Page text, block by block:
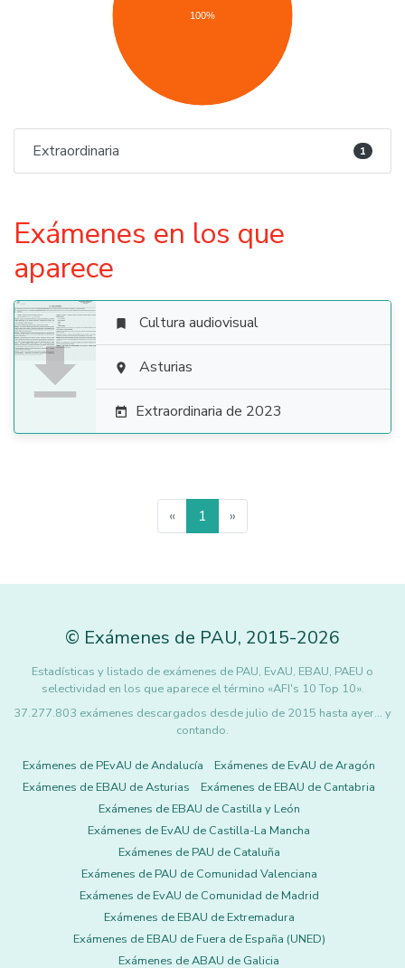
100%
Extraordinaria 1
Exámenes en los que
aparece

 Cultura audiovisual
 Asturias
 Extraordinaria de 2023
« 1 »
© Exámenes de PAU, 2015-2026
Estadísticas y listado de exámenes de PAU, EvAU, EBAU, PAEU o
selectividad en los que aparece el término «AFI's 10 Top 10».
37.277.803 exámenes descargados desde julio de 2015 hasta ayer... y
contando.
Exámenes de PEvAU de Andalucía
Exámenes de EvAU de Aragón
Exámenes de EBAU de Asturias
Exámenes de EBAU de Cantabria
Exámenes de EBAU de Castilla y León
Exámenes de EvAU de Castilla-La Mancha
Exámenes de PAU de Cataluña
Exámenes de PAU de Comunidad Valenciana
Exámenes de EvAU de Comunidad de Madrid
Exámenes de EBAU de Extremadura
Exámenes de EBAU de Fuera de España (UNED)
Exámenes de ABAU de Galicia